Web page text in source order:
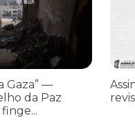
Gaza” —
da Paz